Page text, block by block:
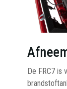
De FRC7 is